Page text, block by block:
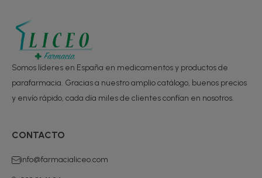
Somos líderes en España en medicamentos y productos de
parafarmacia. Gracias a nuestro amplio catálogo, buenos precios
y envío rápido, cada día miles de clientes confían en nosotros.
CONTACTO
info@farmacialiceo.com